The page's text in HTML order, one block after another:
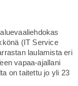
(IT Service
laulamista eri
vapaa-ajallani
on taitettu jo yli 23